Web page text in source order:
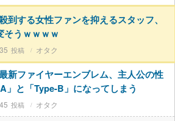
到する女性ファンを抑えるスタッフ、
そうｗｗｗｗ
オタク
最新ファイヤーエンブレム、主人公の性
」と「Type-B」になってしまう
オタク